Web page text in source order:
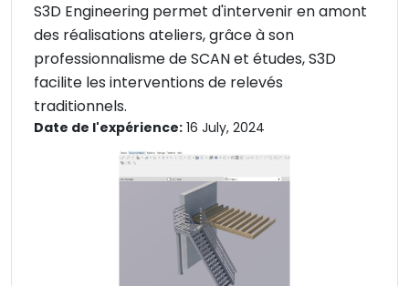
S3D Engineering permet d'intervenir en amont
des réalisations ateliers, grâce à son
professionnalisme de SCAN et études, S3D
facilite les interventions de relevés
traditionnels.
Date de l'expérience: 16 July, 2024